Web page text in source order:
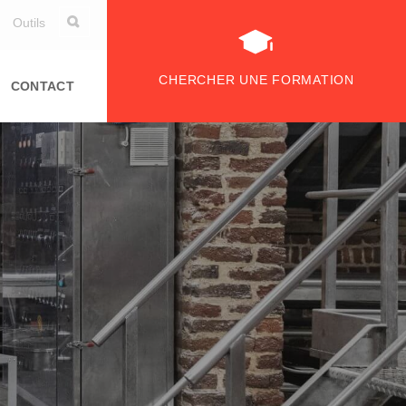
Outils
CONTACT CHERCHER UNE FORMATION